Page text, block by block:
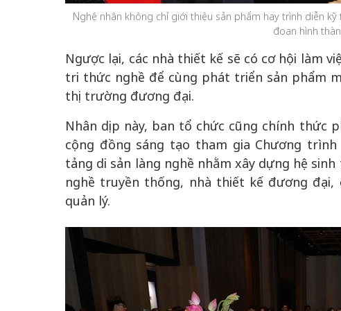
Nghệ nhân không chỉ giới thiệu sản phẩm hay trình diễn
đoạn hình
Ngược lại, các nhà thiết kế sẽ có cơ hội làm
tri thức nghề để cùng phát triển sản phẩm
thị trường đương đại.
Nhân dịp này, ban tổ chức cũng chính thức
cộng đồng sáng tạo tham gia Chương
tảng di sản làng nghề nhằm xây dựng hệ
nghề truyền thống, nhà thiết kế đương đại,
quản lý.